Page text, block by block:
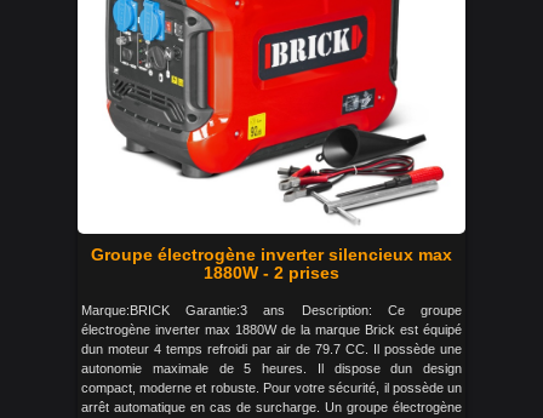
Groupe électrogène inverter silencieux max
1880W - 2 prises
Marque:BRICK Garantie:3 ans Description: Ce groupe
électrogène inverter max 1880W de la marque Brick est équipé
dun moteur 4 temps refroidi par air de 79.7 CC. Il possède une
autonomie maximale de 5 heures. Il dispose dun design
compact, moderne et robuste. Pour votre sécurité, il possède un
arrêt automatique en cas de surcharge. Un groupe électrogène